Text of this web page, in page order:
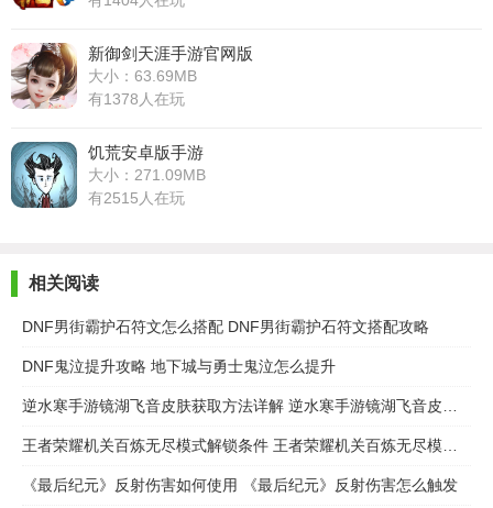
新御剑天涯手游官网版
大小：63.69MB
有1378人在玩
饥荒安卓版手游
大小：271.09MB
有2515人在玩
相关阅读
DNF男街霸护石符文怎么搭配 DNF男街霸护石符文搭配攻略
DNF鬼泣提升攻略 地下城与勇士鬼泣怎么提升
逆水寒手游镜湖飞音皮肤获取方法详解 逆水寒手游镜湖飞音皮肤怎么获取
王者荣耀机关百炼无尽模式解锁条件 王者荣耀机关百炼无尽模式怎么解锁
《最后纪元》反射伤害如何使用 《最后纪元》反射伤害怎么触发